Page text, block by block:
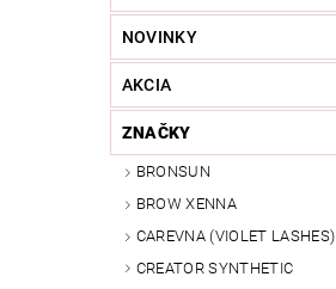
NOVINKY
AKCIA
ZNAČKY
BRONSUN
BROW XENNA
CAREVNA (VIOLET LASHES)
CREATOR SYNTHETIC